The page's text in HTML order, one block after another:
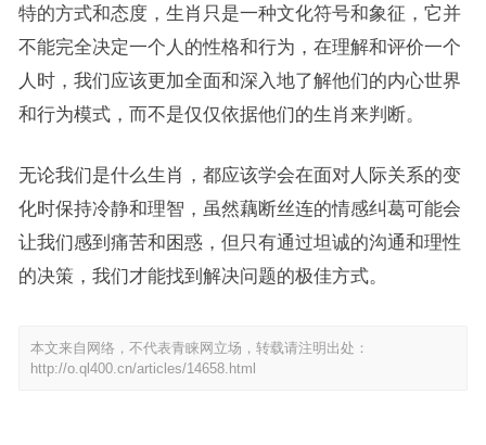
特的方式和态度，生肖只是一种文化符号和象征，它并
不能完全决定一个人的性格和行为，在理解和评价一个
人时，我们应该更加全面和深入地了解他们的内心世界
和行为模式，而不是仅仅依据他们的生肖来判断。
无论我们是什么生肖，都应该学会在面对人际关系的变
化时保持冷静和理智，虽然藕断丝连的情感纠葛可能会
让我们感到痛苦和困惑，但只有通过坦诚的沟通和理性
的决策，我们才能找到解决问题的极佳方式。
本文来自网络，不代表青睐网立场，转载请注明出处：
http://o.ql400.cn/articles/14658.html